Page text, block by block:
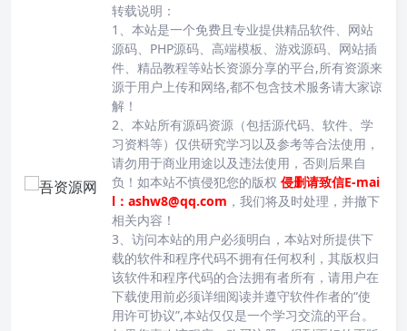
转载说明：
1、本站是一个免费且专业提供精品软件、网站
源码、PHP源码、高端模板、游戏源码、网站插
件、精品教程等站长资源分享的平台,所有资源来
源于用户上传和网络,都不包含技术服务请大家谅
解！
2、本站所有源码资源（包括源代码、软件、学
习资料等）仅供研究学习以及参考等合法使用，
请勿用于商业用途以及违法使用，否则后果自
负！如本站不慎侵犯您的版权 侵删请致信E-mai
l：ashw8@qq.com ，我们将及时处理，并撤下
相关内容！
3、访问本站的用户必须明白，本站对所提供下
载的软件和程序代码不拥有任何权利，其版权归
该软件和程序代码的合法拥有者所有，请用户在
下载使用前必须详细阅读并遵守软件作者的“使
用许可协议”,本站仅仅是一个学习交流的平台。